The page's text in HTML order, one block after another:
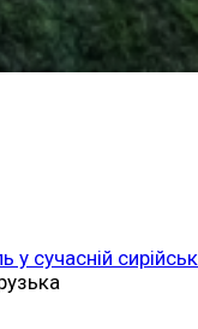
у сучасній